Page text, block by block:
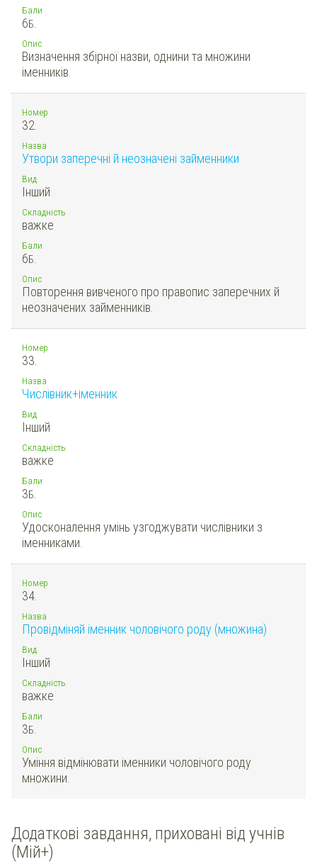
Бали
6Б.
Опис
Визначення збірної назви, однини та множини
іменників.
Номер
32.
Назва
Утвори заперечні й неозначені займенники
Вид
Інший
Складність
важке
Бали
6Б.
Опис
Повторення вивченого про правопис заперечних й
неозначених займенників.
Номер
33.
Назва
Числівник+іменник
Вид
Інший
Складність
важке
Бали
3Б.
Опис
Удосконалення умінь узгоджувати числівники з
іменниками.
Номер
34.
Назва
Провідміняй іменник чоловічого роду (множина)
Вид
Інший
Складність
важке
Бали
3Б.
Опис
Уміння відмінювати іменники чоловічого роду
множини.
Додаткові завдання, приховані від учнів
(Мій+)